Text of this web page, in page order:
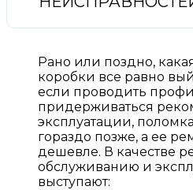
Рано или поздно,
коробки все равно
если проводить
придерживаться
эксплуатации,
гораздо позже, а ее
дешевле. В качестве
обслуживанию и
выступают: